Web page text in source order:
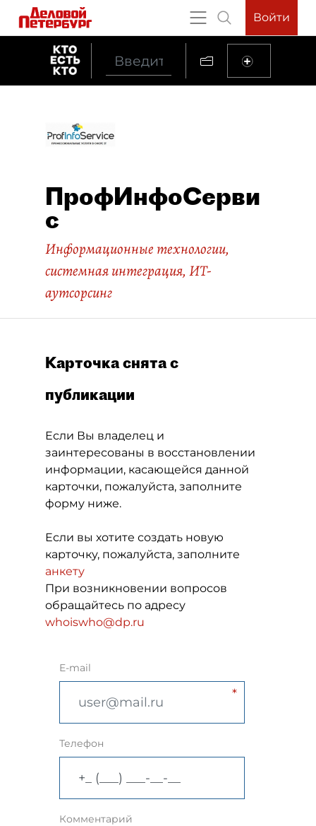
Войти
ПрофИнфоСерви
с
Информационные технологии,
системная интеграция, ИТ-
аутсорсинг
Карточка снята с
публикации
Если Вы владелец и
заинтересованы в восстановлении
информации, касающейся данной
карточки, пожалуйста, заполните
форму ниже.
Если вы хотите создать новую
карточку, пожалуйста, заполните
анкету
При возникновении вопросов
обращайтесь по адресу
whoiswho@dp.ru
E-mail
Телефон
Комментарий